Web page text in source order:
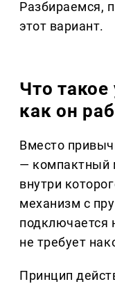
Разбираемся,
этот вариант.
Что такое
как он
Вместо
— компактный
внутри
механизм с
подключается
не требует
Принцип